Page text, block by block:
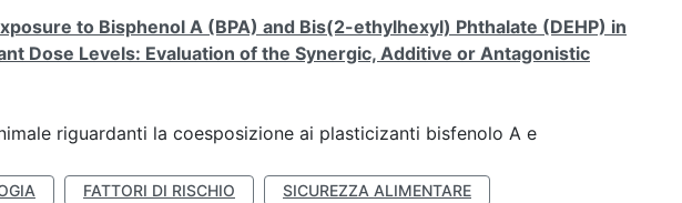
to Bisphenol A (BPA) and Bis(2-ethylhexyl) Phthalate (DEHP) in
Dose Levels: Evaluation of the Synergic, Additive or Antagonistic
riguardanti la coesposizione ai plasticizanti bisfenolo A e
FATTORI DI RISCHIO
SICUREZZA ALIMENTARE